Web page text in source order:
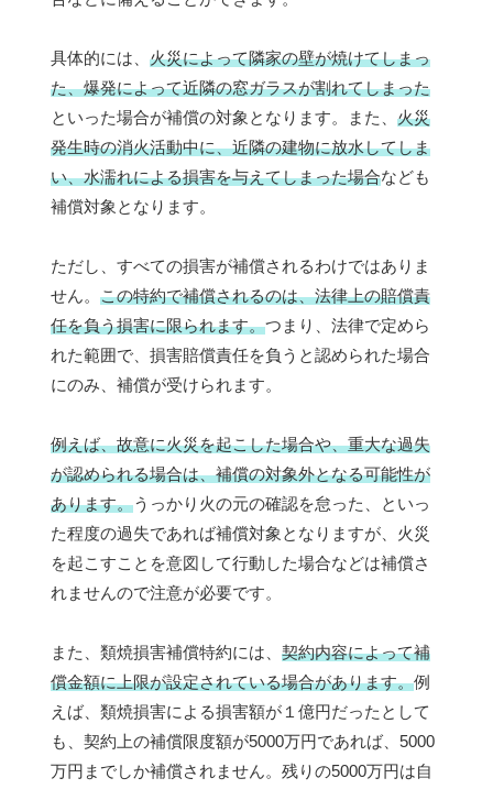
具体的には、 火災によって隣家の壁が焼けてしまっ
た、爆発によって近隣の窓ガラスが割れてしまった
といった場合が補償の対象となります。また、 火災
発生時の消火活動中に、近隣の建物に放水してしま
い、水濡れによる損害を与えてしまった場合なども
補償対象となります。
ただし、すべての損害が補償されるわけではありま
せん。 この特約で補償されるのは、法律上の賠償責
任を負う損害に限られます。つまり、法律で定めら
れた範囲で、損害賠償責任を負うと認められた場合
にのみ、補償が受けられます。
例えば、故意に火災を起こした場合や、重大な過失
が認められる場合は、補償の対象外となる可能性が
あります。うっかり火の元の確認を怠った、といっ
た程度の過失であれば補償対象となりますが、火災
を起こすことを意図して行動した場合などは補償さ
れませんので注意が必要です。
また、類焼損害補償特約には、 契約内容によって補
償金額に上限が設定されている場合があります。例
えば、類焼損害による損害額が１億円だったとして
も、契約上の補償限度額が5000万円であれば、5000
万円までしか補償されません。残りの5000万円は自